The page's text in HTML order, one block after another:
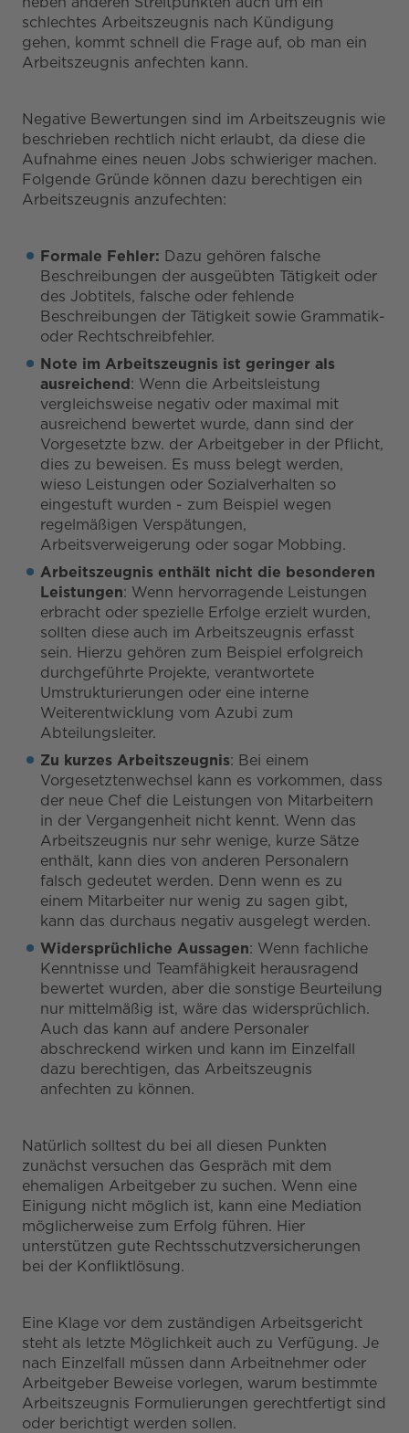
schlechtes Arbeitszeugnis nach Kündigung
gehen, kommt schnell die Frage auf, ob man ein
Arbeitszeugnis anfechten kann.
Negative Bewertungen sind im Arbeitszeugnis wie
beschrieben rechtlich nicht erlaubt, da diese die
Aufnahme eines neuen Jobs schwieriger machen.
Folgende Gründe können dazu berechtigen ein
Arbeitszeugnis anzufechten:
Formale Fehler: Dazu gehören falsche
Beschreibungen der ausgeübten Tätigkeit oder
des Jobtitels, falsche oder fehlende
Beschreibungen der Tätigkeit sowie Grammatik-
oder Rechtschreibfehler.
Note im Arbeitszeugnis ist geringer als
ausreichend: Wenn die Arbeitsleistung
vergleichsweise negativ oder maximal mit
ausreichend bewertet wurde, dann sind der
Vorgesetzte bzw. der Arbeitgeber in der Pflicht,
dies zu beweisen. Es muss belegt werden,
wieso Leistungen oder Sozialverhalten so
eingestuft wurden - zum Beispiel wegen
regelmäßigen Verspätungen,
Arbeitsverweigerung oder sogar Mobbing.
Arbeitszeugnis enthält nicht die besonderen
Leistungen: Wenn hervorragende Leistungen
erbracht oder spezielle Erfolge erzielt wurden,
sollten diese auch im Arbeitszeugnis erfasst
sein. Hierzu gehören zum Beispiel erfolgreich
durchgeführte Projekte, verantwortete
Umstrukturierungen oder eine interne
Weiterentwicklung vom Azubi zum
Abteilungsleiter.
Zu kurzes Arbeitszeugnis: Bei einem
Vorgesetztenwechsel kann es vorkommen, dass
der neue Chef die Leistungen von Mitarbeitern
in der Vergangenheit nicht kennt. Wenn das
Arbeitszeugnis nur sehr wenige, kurze Sätze
enthält, kann dies von anderen Personalern
falsch gedeutet werden. Denn wenn es zu
einem Mitarbeiter nur wenig zu sagen gibt,
kann das durchaus negativ ausgelegt werden.
Widersprüchliche Aussagen: Wenn fachliche
Kenntnisse und Teamfähigkeit herausragend
bewertet wurden, aber die sonstige Beurteilung
nur mittelmäßig ist, wäre das widersprüchlich.
Auch das kann auf andere Personaler
abschreckend wirken und kann im Einzelfall
dazu berechtigen, das Arbeitszeugnis
anfechten zu können.
Natürlich solltest du bei all diesen Punkten
zunächst versuchen das Gespräch mit dem
ehemaligen Arbeitgeber zu suchen. Wenn eine
Einigung nicht möglich ist, kann eine Mediation
möglicherweise zum Erfolg führen. Hier
unterstützen gute Rechtsschutzversicherungen
bei der Konfliktlösung.
Eine Klage vor dem zuständigen Arbeitsgericht
steht als letzte Möglichkeit auch zu Verfügung. Je
nach Einzelfall müssen dann Arbeitnehmer oder
Arbeitgeber Beweise vorlegen, warum bestimmte
Arbeitszeugnis Formulierungen gerechtfertigt sind
oder berichtigt werden sollen.